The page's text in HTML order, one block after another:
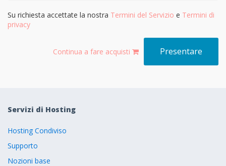
Su richiesta accettate la nostra Termini del Servizio e Termini di
privacy
Continua a fare acquisti
Servizi di Hosting
Hosting Condiviso
Supporto
Nozioni base